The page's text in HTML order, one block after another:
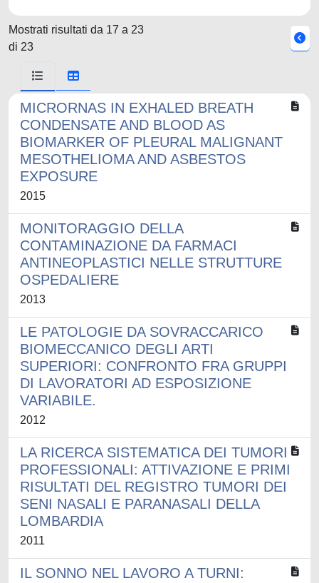
Mostrati risultati da 17 a 23
di 23
MICRORNAS IN EXHALED BREATH
CONDENSATE AND BLOOD AS
BIOMARKER OF PLEURAL MALIGNANT
MESOTHELIOMA AND ASBESTOS
EXPOSURE
2015
MONITORAGGIO DELLA
CONTAMINAZIONE DA FARMACI
ANTINEOPLASTICI NELLE STRUTTURE
OSPEDALIERE
2013
LE PATOLOGIE DA SOVRACCARICO
BIOMECCANICO DEGLI ARTI
SUPERIORI: CONFRONTO FRA GRUPPI
DI LAVORATORI AD ESPOSIZIONE
VARIABILE.
2012
LA RICERCA SISTEMATICA DEI TUMORI
PROFESSIONALI: ATTIVAZIONE E PRIMI
RISULTATI DEL REGISTRO TUMORI DEI
SENI NASALI E PARANASALI DELLA
LOMBARDIA
2011
IL SONNO NEL LAVORO A TURNI: